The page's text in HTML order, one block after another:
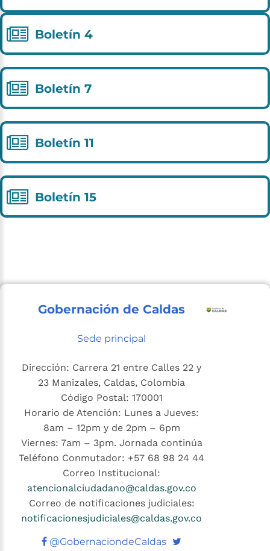
Boletín 4
Boletín 7
Boletín 11
Boletín 15
Gobernación de Caldas
Sede principal
Dirección: Carrera 21 entre Calles 22 y
23 Manizales, Caldas, Colombia
Código Postal: 170001
Horario de Atención: Lunes a Jueves:
8am – 12pm y de 2pm – 6pm
Viernes: 7am – 3pm. Jornada continúa
Teléfono Conmutador: +57 68 98 24 44
Correo Institucional:
atencionalciudadano@caldas.gov.co
Correo de notificaciones judiciales:
notificacionesjudiciales@caldas.gov.co
@GobernaciondeCaldas Twitter